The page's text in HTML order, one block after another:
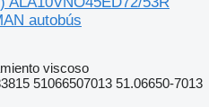
autobús
viscoso
51066507013 51.06650-7013